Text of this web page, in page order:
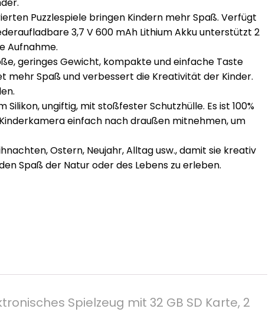
Puzzlespiele bringen Kindern mehr Spaß. Verfügt
3,7 V 600 mAh Lithium Akku unterstützt 2
Aufnahme.
geringes Gewicht, kompakte und einfache Taste
mehr Spaß und verbessert die Kreativität der Kinder.
ungiftig, mit stoßfester Schutzhülle. Es ist 100%
einfach nach draußen mitnehmen, um
Ostern, Neujahr, Alltag usw., damit sie kreativ
Spaß der Natur oder des Lebens zu erleben.
Spielzeug mit 32 GB SD Karte, 2